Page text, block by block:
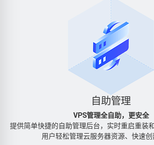
自助管理
VPS管理全自助，更安全
提供简单快捷的自助管理后台，实时重启重装
用户轻松管理云服务器资源、快速创